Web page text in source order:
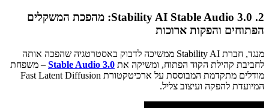
2. Stability AI Stable Audio 3.0: מהפכת המשקלים
הפתוחים והפקות ארוכות
מנגד, חברת Stability AI ממשיכה לדבוק באסטרטגיה שהפכה אותה
לחביבת קהילת הקוד הפתוח, ומשיקה את Stable Audio 3.0 – משפחת
מודלים מתקדמת המבוססת על ארכיטקטורת Fast Latent Diffusion
המיועדת להפקה ועיצוב צליל.